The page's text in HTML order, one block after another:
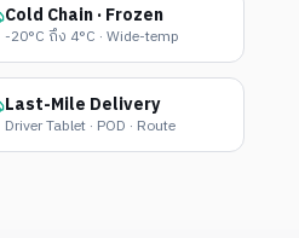
Cold Chain · Frozen
-20°C ถึง 4°C · Wide-temp
Last-Mile Delivery
Driver Tablet · POD · Route